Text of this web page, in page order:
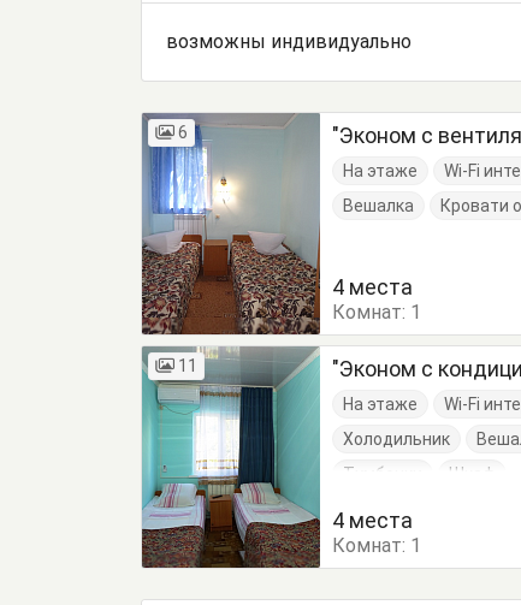
возможны индивидуально
6 "Эконом с
На этаже Wi-Fi
Вешалка
Кровати
4 места
Комнат: 1
11 "Эконом с
На этаже Wi-Fi
Холодильник
Тумбочки
Шкаф
4 места
Комнат: 1